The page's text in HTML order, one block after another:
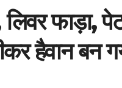
लिवर फाड़ा,
हैवान बन